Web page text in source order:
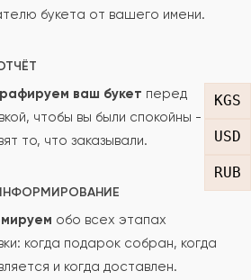
KGS
USD
RUB
букета от вашего имени.
ваш букет перед
чтобы вы были спокойны -
то, что заказывали.
обо всех этапах
когда подарок собран, когда
и когда доставлен.